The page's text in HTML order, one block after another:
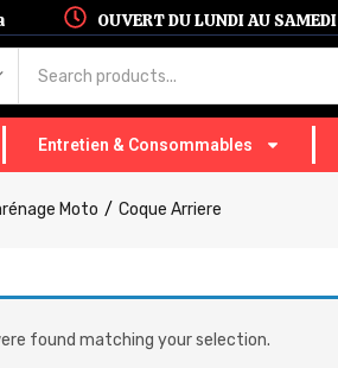
OUVERT DU LUNDI AU SAMEDI
Entretien & Consommables
Moto Coque Arriere
found matching your selection.